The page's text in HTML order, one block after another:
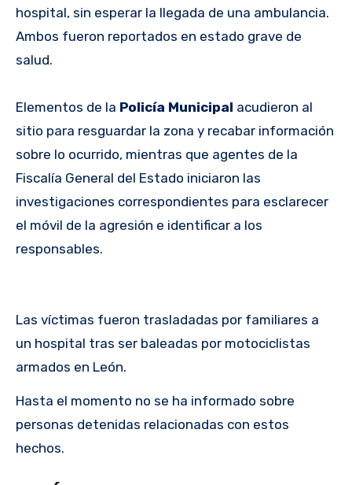
hospital, sin esperar la llegada de una ambulancia.
Ambos fueron reportados en estado grave de
salud.
Elementos de la Policía Municipal acudieron al
sitio para resguardar la zona y recabar información
sobre lo ocurrido, mientras que agentes de la
Fiscalía General del Estado iniciaron las
investigaciones correspondientes para esclarecer
el móvil de la agresión e identificar a los
responsables.
Las víctimas fueron trasladadas por familiares a
un hospital tras ser baleadas por motociclistas
armados en León.
Hasta el momento no se ha informado sobre
personas detenidas relacionadas con estos
hechos.